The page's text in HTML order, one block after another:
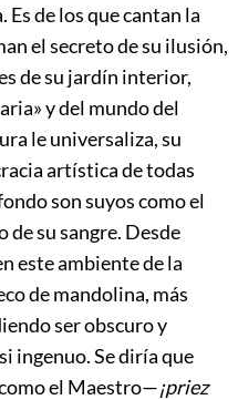
de los que cantan la
el secreto de su ilusión,
de su jardín interior,
y del mundo del
le universaliza, su
artística de todas
son suyos como el
su sangre. Desde
este ambiente de la
de mandolina, más
ser obscuro y
ingenuo. Se diría que
el Maestro—¡priez